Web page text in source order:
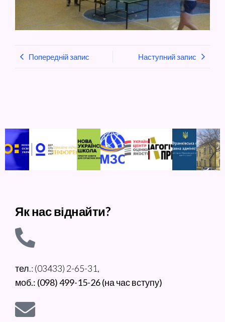
Попередній запис Наступний запис
Як нас віднайти?
тел.: (03433) 2-65-31,
моб.: (098) 499-15-26 (на час вступу)